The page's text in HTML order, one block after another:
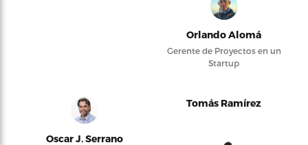
Orlando Alomá
Gerente de Proyectos en un
Startup
Oscar J. Serrano
Tomás Ramírez